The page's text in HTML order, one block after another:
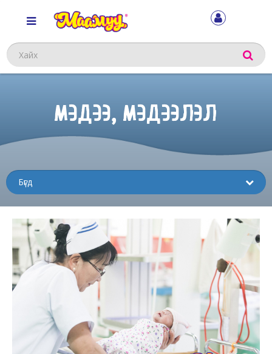
Хайх
МЭДЭЭ, МЭДЭЭЛЭЛ